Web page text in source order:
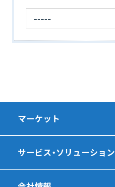
マーケット
サービス・ソリューション